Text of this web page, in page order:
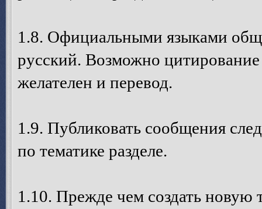
1.8. Официальными языками
русский. Возможно цитирование
желателен и перевод.
1.9. Публиковать сообщения
по тематике разделе.
1.10. Прежде чем создать новую